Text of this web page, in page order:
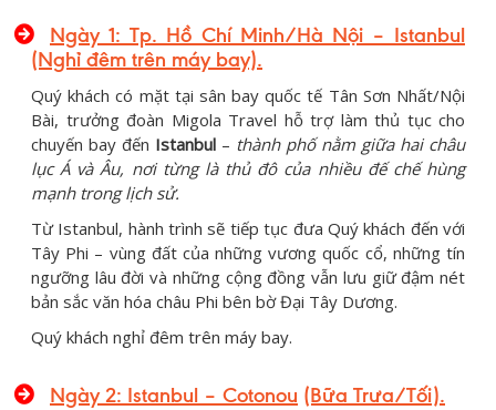
Ngày 1: Tp. Hồ Chí Minh/Hà Nội – Istanbul
(Nghỉ đêm trên máy bay).
Quý khách có mặt tại sân bay quốc tế Tân Sơn Nhất/Nội
Bài, trưởng đoàn Migola Travel hỗ trợ làm thủ tục cho
chuyến bay đến Istanbul – thành phố nằm giữa hai châu
lục Á và Âu, nơi từng là thủ đô của nhiều đế chế hùng
mạnh trong lịch sử.
Từ Istanbul, hành trình sẽ tiếp tục đưa Quý khách đến với
Tây Phi – vùng đất của những vương quốc cổ, những tín
ngưỡng lâu đời và những cộng đồng vẫn lưu giữ đậm nét
bản sắc văn hóa châu Phi bên bờ Đại Tây Dương.
Quý khách nghỉ đêm trên máy bay.
Ngày 2: Istanbul – Cotonou (Bữa Trưa/Tối).